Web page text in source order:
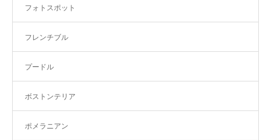
フォトスポット
フレンチブル
プードル
ボストンテリア
ポメラニアン